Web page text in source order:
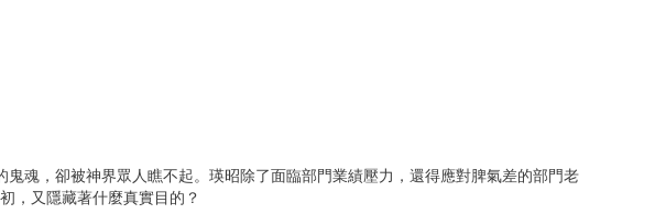
魂，卻被神界眾人瞧不起。瑛昭除了面臨部門業績壓力，還得應對脾氣差的部門老
，又隱藏著什麼真實目的？